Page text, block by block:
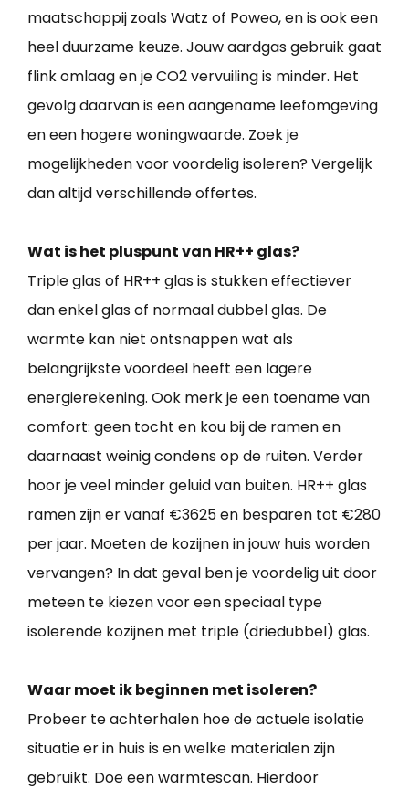
maatschappij zoals Watz of Poweo, en is ook een
heel duurzame keuze. Jouw aardgas gebruik gaat
flink omlaag en je CO2 vervuiling is minder. Het
gevolg daarvan is een aangename leefomgeving
en een hogere woningwaarde. Zoek je
mogelijkheden voor voordelig isoleren? Vergelijk
dan altijd verschillende offertes.
Wat is het pluspunt van HR++ glas?
Triple glas of HR++ glas is stukken effectiever
dan enkel glas of normaal dubbel glas. De
warmte kan niet ontsnappen wat als
belangrijkste voordeel heeft een lagere
energierekening. Ook merk je een toename van
comfort: geen tocht en kou bij de ramen en
daarnaast weinig condens op de ruiten. Verder
hoor je veel minder geluid van buiten. HR++ glas
ramen zijn er vanaf €3625 en besparen tot €280
per jaar. Moeten de kozijnen in jouw huis worden
vervangen? In dat geval ben je voordelig uit door
meteen te kiezen voor een speciaal type
isolerende kozijnen met triple (driedubbel) glas.
Waar moet ik beginnen met isoleren?
Probeer te achterhalen hoe de actuele isolatie
situatie er in huis is en welke materialen zijn
gebruikt. Doe een warmtescan. Hierdoor